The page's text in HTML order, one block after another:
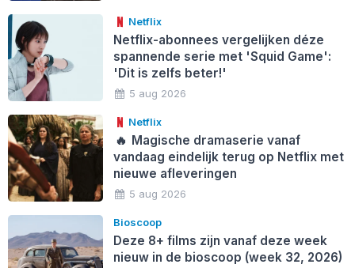
Netflix
Netflix-abonnees vergelijken déze
spannende serie met 'Squid Game':
'Dit is zelfs beter!'
5 aug 2026
Netflix
🔥 Magische dramaserie vanaf
vandaag eindelijk terug op Netflix met
nieuwe afleveringen
5 aug 2026
Bioscoop
Deze 8+ films zijn vanaf deze week
nieuw in de bioscoop (week 32, 2026)